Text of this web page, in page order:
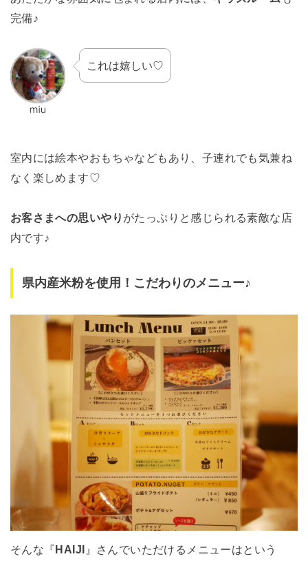
完備♪
これは嬉しい♡
室内には絵本やおもちゃなどもあり、子連れでも気兼ね
なく楽しめます♡
お客さまへの思いやり がたっぷりと感じられる素敵な店
内です♪
県内産米粉を使用！こだわりのメニュー♪
そんな『HAIJI 』さんでいただけるメニューはという